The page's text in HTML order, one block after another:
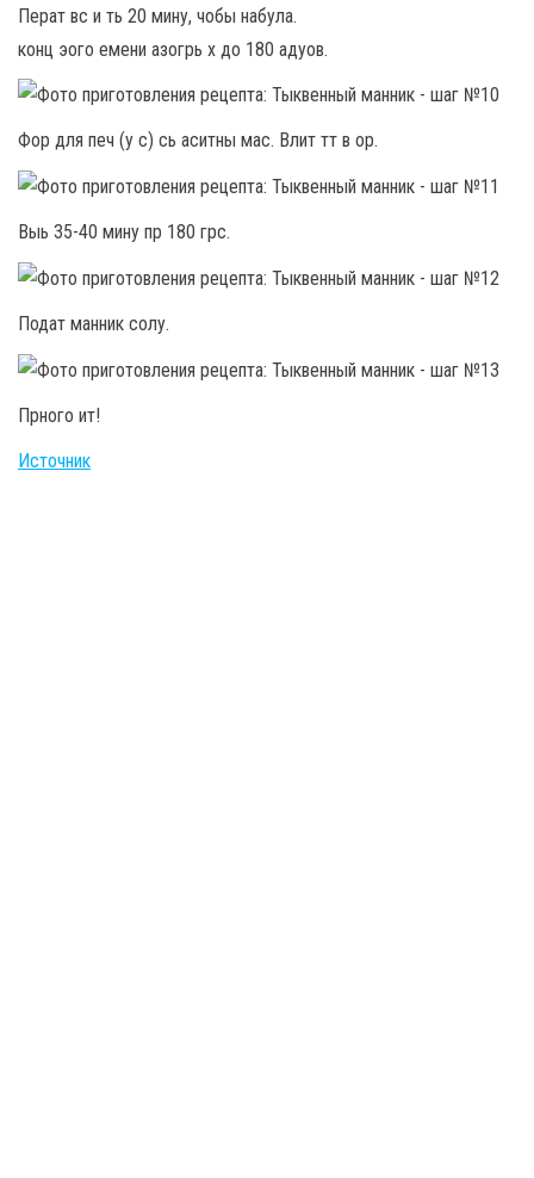
Перат вс и ть 20 мину, чобы набула.
конц эого емени азогрь х до 180 адуов.
Фор для печ (у с) сь аситны мас. Влит тт в ор.
Выь 35-40 мину пр 180 грс.
Подат манник солу.
Прного ит!
Источник